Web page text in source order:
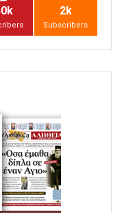
2k
Subscribers